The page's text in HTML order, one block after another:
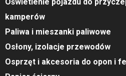
kamperów
Paliwa i mieszanki paliwowe
Osłony, izolacje przewodów
Osprzęt i akcesoria do opon i